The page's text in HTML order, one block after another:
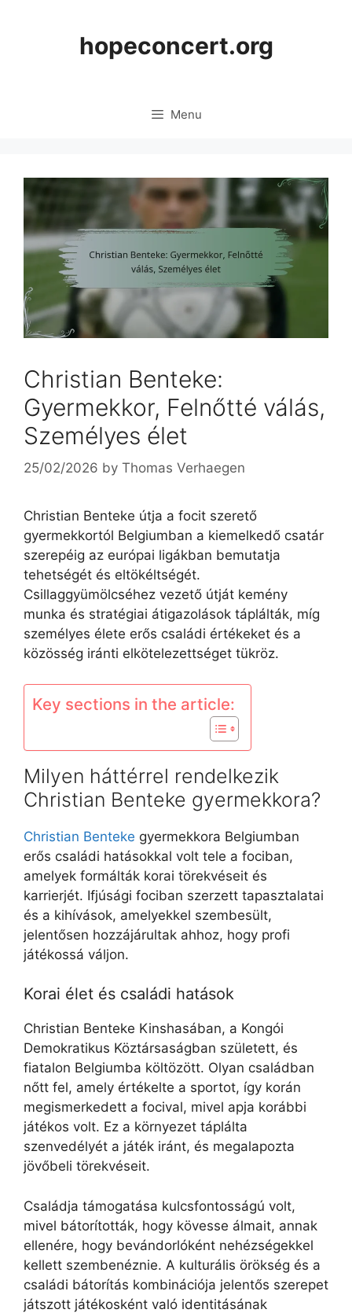
hopeconcert.org
Menu
Christian Benteke:
Gyermekkor, Felnőtté válás,
Személyes élet
25/02/2026 by Thomas Verhaegen
Christian Benteke útja a focit szerető
gyermekkortól Belgiumban a kiemelkedő csatár
szerepéig az európai ligákban bemutatja
tehetségét és eltökéltségét.
Csillaggyümölcséhez vezető útját kemény
munka és stratégiai átigazolások táplálták, míg
személyes élete erős családi értékeket és a
közösség iránti elkötelezettséget tükröz.
Key sections in the article:
Milyen háttérrel rendelkezik
Christian Benteke gyermekkora?
Christian Benteke gyermekkora Belgiumban
erős családi hatásokkal volt tele a fociban,
amelyek formálták korai törekvéseit és
karrierjét. Ifjúsági fociban szerzett tapasztalatai
és a kihívások, amelyekkel szembesült,
jelentősen hozzájárultak ahhoz, hogy profi
játékossá váljon.
Korai élet és családi hatások
Christian Benteke Kinshasában, a Kongói
Demokratikus Köztársaságban született, és
fiatalon Belgiumba költözött. Olyan családban
nőtt fel, amely értékelte a sportot, így korán
megismerkedett a focival, mivel apja korábbi
játékos volt. Ez a környezet táplálta
szenvedélyét a játék iránt, és megalapozta
jövőbeli törekvéseit.
Családja támogatása kulcsfontosságú volt,
mivel bátorították, hogy kövesse álmait, annak
ellenére, hogy bevándorlóként nehézségekkel
kellett szembenéznie. A kulturális örökség és a
családi bátorítás kombinációja jelentős szerepet
játszott játékosként való identitásának